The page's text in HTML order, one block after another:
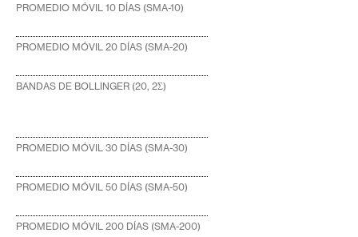
PROMEDIO MÓVIL 10 DÍAS (SMA-10)
PROMEDIO MÓVIL 20 DÍAS (SMA-20)
BANDAS DE BOLLINGER (20, 2Σ)
PROMEDIO MÓVIL 30 DÍAS (SMA-30)
PROMEDIO MÓVIL 50 DÍAS (SMA-50)
PROMEDIO MÓVIL 200 DÍAS (SMA-200)